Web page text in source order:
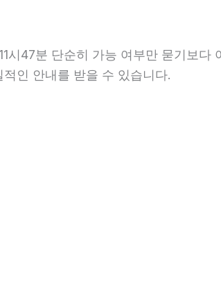
47분 단순히 가능 여부만 묻기보다
인 안내를 받을 수 있습니다.